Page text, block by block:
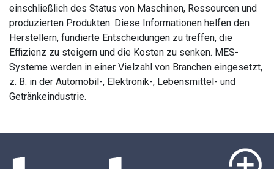
einschließlich des Status von Maschinen, Ressourcen und
produzierten Produkten. Diese Informationen helfen den
Herstellern, fundierte Entscheidungen zu treffen, die
Effizienz zu steigern und die Kosten zu senken. MES-
Systeme werden in einer Vielzahl von Branchen eingesetzt,
z. B. in der Automobil-, Elektronik-, Lebensmittel- und
Getränkeindustrie.